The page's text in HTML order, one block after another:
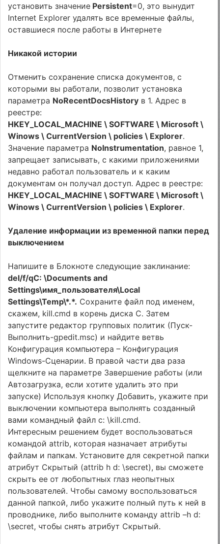
установить значение Persistent=0, это вынудит
Internet Explorer удалять все временные файлы,
оставшиеся после работы в Интернете
Никакой истории
Отменить сохранение списка документов, с
которыми вы работали, позволит установка
параметра NoRecentDocsHistory в 1. Адрес в
реестре:
HKEY_LOCAL_MACHINE \ SOFTWARE \ Microsoft \
Winows \ CurrentVersion \ policies \ Explorer.
Значение параметра NoInstrumentation, равное 1,
запрещает записывать, с какими приложениями
недавно работал пользователь и к каким
документам он получал доступ. Адрес в реестре:
HKEY_LOCAL_MACHINE \ SOFTWARE \ Microsoft \
Winows \ CurrentVersion \ policies \ Explorer.
Удаление информации из временной папки перед
выключением
Напишите в Блокноте следующие заклинание:
del/f/qC: \Documents and
Settings\имя_пользователя\Local
Settings\Temp\*.*. Сохраните файл под именем,
скажем, kill.cmd в корень диска C. Затем
запустите редактор групповых политик (Пуск-
Выполнить-gpedit.msc) и найдите ветвь
Конфигурация компьютера – Конфигурация
Windows-Сценарии. В правой части два раза
щелкните на параметре Завершение работы (или
Автозагрузка, если хотите удалить это при
запуске) Используя кнопку Добавить, укажите при
выключении компьютера выполнять созданный
вами командный файл c: \kill.cmd.
Интересным решением будет воспользоваться
командой attrib, которая назначает атрибуты
файлам и папкам. Установите для секретной папки
атрибут Скрытый (attrib h d: \secret), вы сможете
скрыть ее от любопытных глаз неопытных
пользователей. Чтобы самому воспользоваться
данной папкой, либо укажите полный путь к ней в
проводнике, либо выполните команду attrib –h d:
\secret, чтобы снять атрибут Скрытый.